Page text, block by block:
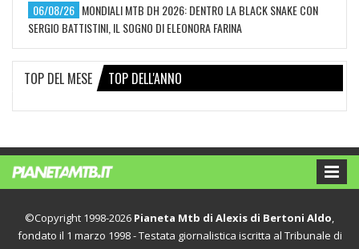
06/08/26 MONDIALI MTB DH 2026: DENTRO LA BLACK SNAKE CON
SERGIO BATTISTINI, IL SOGNO DI ELEONORA FARINA
TOP DEL MESE TOP DELL'ANNO
©Copyright 1998-2026 Pianeta Mtb di Alexis di Bertoni Aldo
fondato il 1 marzo 1998 - Testata giornalistica iscritta al Tribunale di